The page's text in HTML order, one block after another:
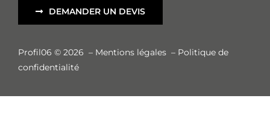
DEMANDER UN DEVIS
Profil06 © 2026 – Mentions légales – Politique de
confidentialité